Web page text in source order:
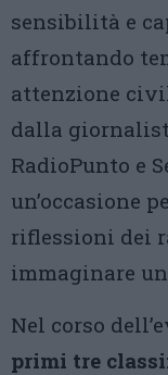
sensibilità e
affrontando
attenzione
dalla
RadioPunto e
un’occasione
riflessioni dei
immaginare
Nel corso
primi tre